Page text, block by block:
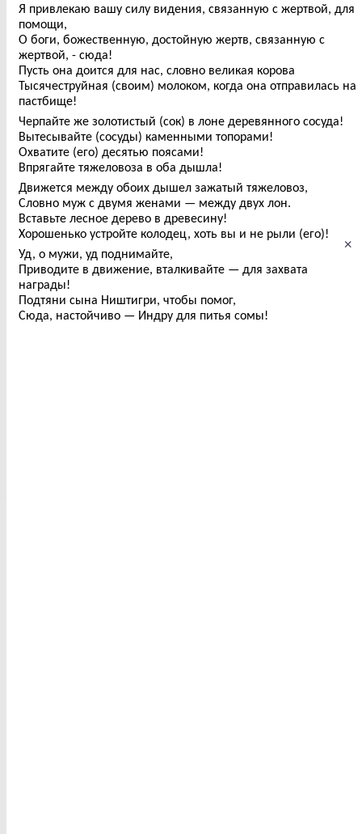
×
Я привлекаю вашу силу видения, связанную с жертвой, для
помощи,
О боги, божественную, достойную жертв, связанную с
жертвой, - сюда!
Пусть она доится для нас, словно великая корова
Тысячеструйная (своим) молоком, когда она отправилась на
пастбище!
Черпайте же золотистый (сок) в лоне деревянного сосуда!
Вытесывайте (сосуды) каменными топорами!
Охватите (его) десятью поясами!
Впрягайте тяжеловоза в оба дышла!
Движется между обоих дышел зажатый тяжеловоз,
Словно муж с двумя женами — между двух лон.
Вставьте лесное дерево в древесину!
Хорошенько устройте колодец, хоть вы и не рыли (его)!
Уд, о мужи, уд поднимайте,
Приводите в движение, вталкивайте — для захвата
награды!
Подтяни сына Ништигри, чтобы помог,
Сюда, настойчиво — Индру для питья сомы!